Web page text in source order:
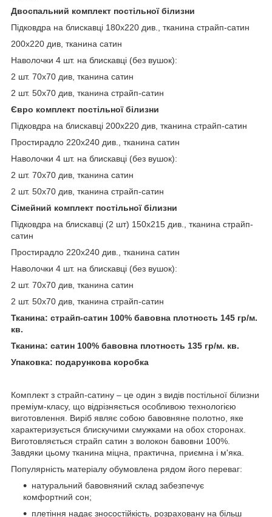
Двоспальний комплект постільної білизни
Підковдра на блискавці 180x220 див., тканина страйп-сатин
200x220 див, тканина сатин
Наволочки 4 шт. на блискавці (без вушок):
2 шт. 70х70 див, тканина сатин
2 шт. 50х70 див, тканина страйп-сатин
Євро комплект постільної білизни
Підковдра на блискавці 200x220 див, тканина страйп-сатин
Простирадло 220x240 див., тканина сатин
Наволочки 4 шт. на блискавці (без вушок):
2 шт. 70х70 див, тканина сатин
2 шт. 50х70 див, тканина страйп-сатин
Сімейний комплект постільної білизни
Підковдра на блискавці (2 шт) 150x215 див., тканина страйп-
сатин
Простирадло 220x240 див., тканина сатин
Наволочки 4 шт. на блискавці (без вушок):
2 шт. 70х70 див, тканина сатин
2 шт. 50х70 див, тканина страйп-сатин
Тканина: страйп-сатин 100% бавовна плотность 145 гр/м.
кв.
Тканина: сатин 100% бавовна плотность 135 гр/м. кв.
Упаковка: подарункова коробка
Комплект з страйп-сатину – це один з видів постільної білизни
преміум-класу, що відрізняється особливою технологією
виготовлення. Виріб являє собою бавовняне полотно, яке
характеризується блискучими смужками на обох сторонах.
Виготовляється страйп сатин з волокон бавовни 100%.
Завдяки цьому тканина міцна, практична, приємна і м'яка.
Популярність матеріалу обумовлена рядом його переваг:
натуральний бавовняний склад забезпечує
комфортний сон;
плетіння надає зносостійкість, розраховану на більш